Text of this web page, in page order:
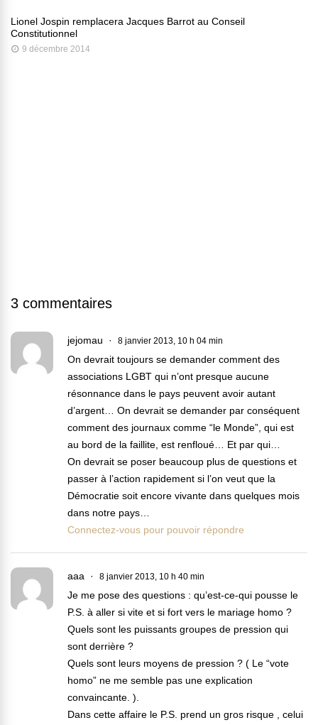
Lionel Jospin remplacera Jacques Barrot au Conseil
Constitutionnel
9 décembre 2014
3 commentaires
jejomau 8 janvier 2013, 10 h 04 min
On devrait toujours se demander comment des
associations LGBT qui n’ont presque aucune
résonnance dans le pays peuvent avoir autant
d’argent… On devrait se demander par conséquent
comment des journaux comme “le Monde”, qui est
au bord de la faillite, est renfloué… Et par qui…
On devrait se poser beaucoup plus de questions et
passer à l’action rapidement si l’on veut que la
Démocratie soit encore vivante dans quelques mois
dans notre pays…
Connectez-vous pour pouvoir répondre
aaa 8 janvier 2013, 10 h 40 min
Je me pose des questions : qu’est-ce-qui pousse le
P.S. à aller si vite et si fort vers le mariage homo ?
Quels sont les puissants groupes de pression qui
sont derrière ?
Quels sont leurs moyens de pression ? ( Le “vote
homo” ne me semble pas une explication
convaincante. ).
Dans cette affaire le P.S. prend un gros risque , celui